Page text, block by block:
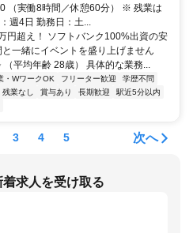
（実働8時間／休憩60分） ※ 残業は
週4日 勤務日：土...
円超え！ ソフトバンク100%出資の安
一緒にイベントを盛り上げません
平均年齢 28歳） 具体的な業務...
・WワークOK フリーター歓迎
学歴不問
残業なし 賞与あり 長期歓迎
駅近5分以内
3 4 5 次へ
求人を受け取る